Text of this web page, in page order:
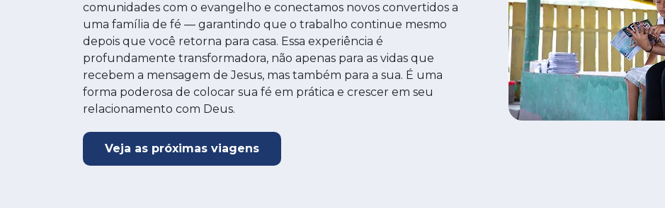
comunidades com o evangelho e conectamos novos convertidos a
uma família de fé — garantindo que o trabalho continue mesmo
depois que você retorna para casa. Essa experiência é
profundamente transformadora, não apenas para as vidas que
recebem a mensagem de Jesus, mas também para a sua. É uma
forma poderosa de colocar sua fé em prática e crescer em seu
relacionamento com Deus.
Veja as próximas viagens